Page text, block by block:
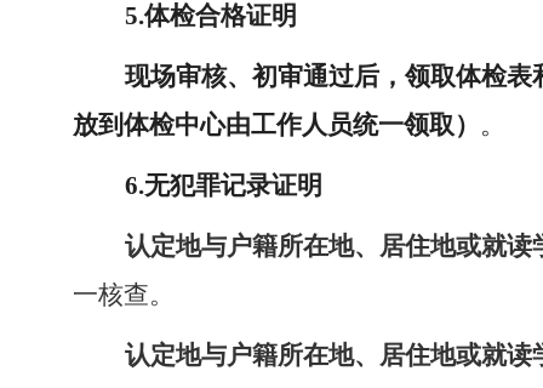
5.体检合格证明
现场审核、初审通过后，领取体检
放到体检中心由工作人员统一领取） 。
6.无犯罪记录证明
认定地与户籍所在地、居住地或就读
一核查。
认定地与户籍所在地、居住地或就